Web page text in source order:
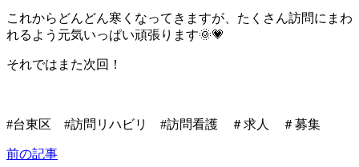
これからどんどん寒くなってきますが、たくさん訪問にまわ
れるよう元気いっぱい頑張ります🌞💗
それではまた次回！
#台東区 #訪問リハビリ #訪問看護 ＃求人 ＃募集
前の記事